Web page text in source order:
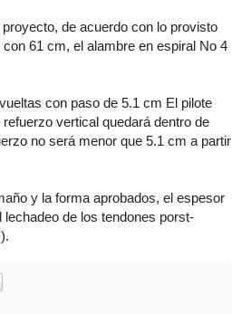
de acuerdo con lo provisto
61 cm, el alambre en espiral No 4
con paso de 5.1 cm El pilote
vertical quedará dentro de
no será menor que 5.1 cm a partir
y la forma aprobados, el espesor
de los tendones porst-